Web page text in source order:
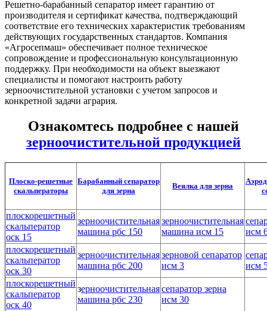
Решетно-барабанный сепаратор имеет гарантию от
производителя и сертификат качества, подтверждающий
соответствие его технических характеристик требованиям
действующих государственных стандартов. Компания
«Агросепмаш» обеспечивает полное техническое
сопровождение и профессиональную консультационную
поддержку. При необходимости на объект выезжают
специалисты и помогают настроить работу
зерноочистительной установки с учетом запросов и
конкретной задачи агрария.
Ознакомтесь подробнее с нашей
зерноочистительной продукцией
Плоско-решетные
скальператоры
Барабанный сепаратор
для зерна
Веялка для зерна
плоскорешетный
скальператор
оск 15
зерноочистительная
машина рбс 150
зерноочистительная
машина исм 15
исм
плоскорешетный
скальператор
оск 30
зерноочистительная
машина рбс 200
зерновой сепаратор
исм 3
исм
плоскорешетный
скальператор
оск 40
зерноочистительная
машина рбс 230
сепаратор зерна
исм 30